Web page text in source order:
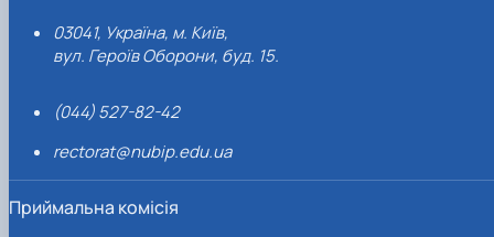
03041, Україна, м. Київ,
вул. Героїв Оборони, буд. 15.
(044) 527-82-42
rectorat@nubip.edu.ua
Приймальна комісія